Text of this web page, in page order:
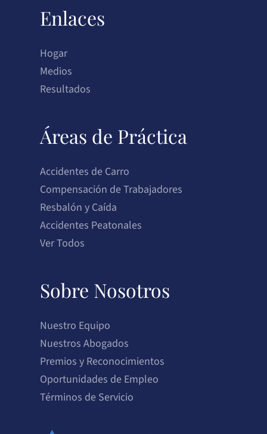
Enlaces
Hogar
Medios
Resultados
Áreas de Práctica
Accidentes de Carro
Compensación de Trabajadores
Resbalón y Caída
Accidentes Peatonales
Ver Todos
Sobre Nosotros
Nuestro Equipo
Nuestros Abogados
Premios y Reconocimientos
Oportunidades de Empleo
Términos de Servicio